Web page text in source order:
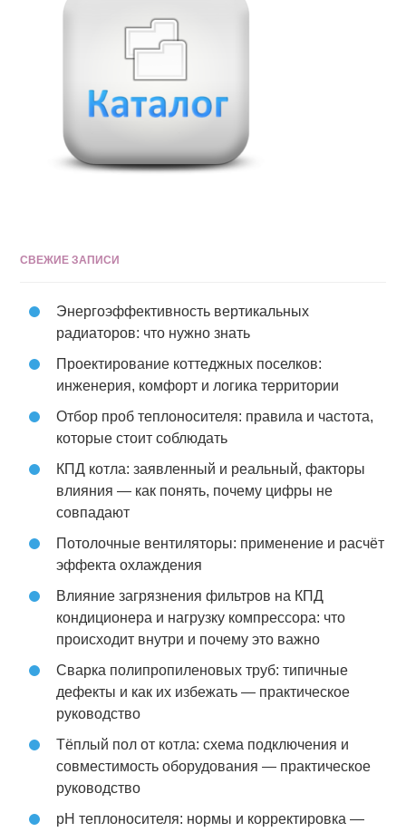
СВЕЖИЕ ЗАПИСИ
Энергоэффективность вертикальных
радиаторов: что нужно знать
Проектирование коттеджных поселков:
инженерия, комфорт и логика территории
Отбор проб теплоносителя: правила и частота,
которые стоит соблюдать
КПД котла: заявленный и реальный, факторы
влияния — как понять, почему цифры не
совпадают
Потолочные вентиляторы: применение и расчёт
эффекта охлаждения
Влияние загрязнения фильтров на КПД
кондиционера и нагрузку компрессора: что
происходит внутри и почему это важно
Сварка полипропиленовых труб: типичные
дефекты и как их избежать — практическое
руководство
Тёплый пол от котла: схема подключения и
совместимость оборудования — практическое
руководство
pH теплоносителя: нормы и корректировка —